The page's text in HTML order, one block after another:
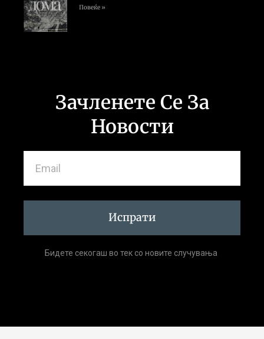
Повеќе »
Зачленете Се За
Новости
Испрати
Бидете секогаш во тек со новите случувања